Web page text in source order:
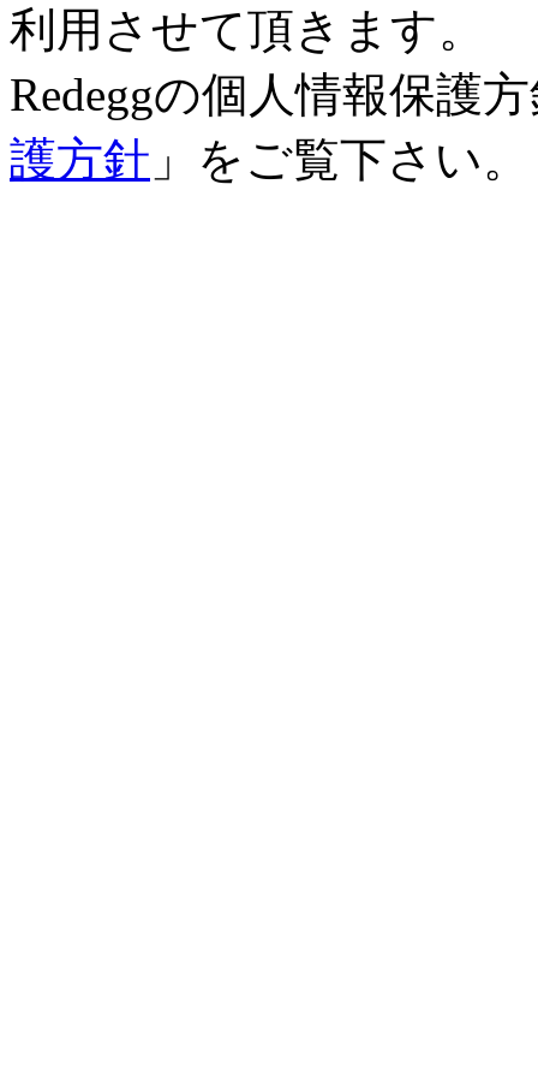
利用させて頂きます。
Redeggの個人情報保護
護方針 」をご覧下さい。